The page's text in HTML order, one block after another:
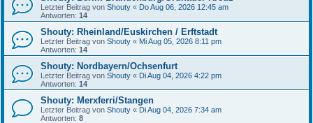
Letzter Beitrag von Shouty « Do Aug 06, 2026 12:45 am
Antworten: 14
Shouty: Rheinland/Euskirchen / Erftstadt
Letzter Beitrag von Shouty « Mi Aug 05, 2026 8:11 pm
Antworten: 14
Shouty: Nordbayern/Ochsenfurt
Letzter Beitrag von Shouty « Di Aug 04, 2026 4:22 pm
Antworten: 14
Shouty: Merxferri/Stangen
Letzter Beitrag von Shouty « Di Aug 04, 2026 7:34 am
Antworten: 8